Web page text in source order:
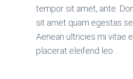
tempor sit amet, ante.
sit amet quam egestas
Aenean ultricies mi vitae
placerat eleifend leo.